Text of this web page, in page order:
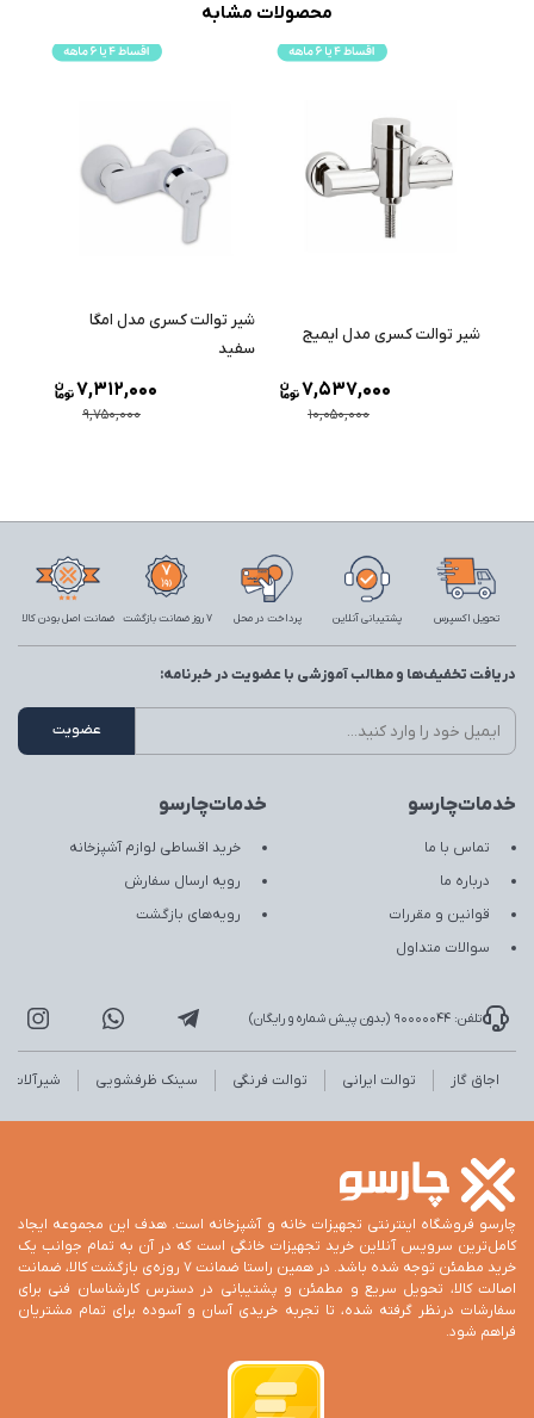
محصولات مشابه
شیر توالت کسری مدل ایمیج
10,050,000
7,537,000
شیر توالت کسری مدل امگا
سفید
9,750,000
7,312,000
تحویل اکسپرس پشتیبانی آنلاین پرداخت در محل 7 روز ضمانت بازگشت ضمانت اصل بودن کالا
خدمات‌چارسو
تماس با ما
درباره ما
قوانین و مقررات
سوالات متداول
خدمات‌چارسو
خرید اقساطی لوازم آشپزخانه
رویه ارسال سفارش
رویه‌های بازگشت
دریافت تخفیف‌ها و مطالب آموزشی با عضویت در خبرنامه:
تلفن: 90000044 (بدون پیش شماره و رایگان)
اجاق گاز توالت ایرانی توالت فرنگی سینک ظرفشویی شیرآلات
چارسو فروشگاه اینترنتی تجهیزات خانه و آشپزخانه است. هدف این مجموعه ایجاد
کامل‌ترین سرویس آنلاین خرید تجهیزات خانگی است که در آن به تمام جوانب یک
خرید مطمئن توجه شده باشد. در همین راستا ضمانت 7 روزه‌ی بازگشت کالا، ضمانت
اصالت کالا، تحویل سریع و مطمئن و پشتیبانی در دسترس کارشناسان فنی برای
سفارشات درنظر گرفته شده، تا تجربه خریدی آسان و آسوده برای تمام مشتریان
فراهم شود.